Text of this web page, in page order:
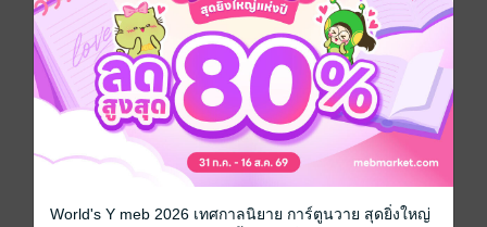
ประทานอาหารที่ถูกต้องเมื่อเป็นโรคตับ สำหรับเป็นคู่มือใน
การดูแลสุขภาพเมื่อป่วยหรือต้องการดูแลผู้ป่วยด้วยโรคตับ
อนึ่งในการจัดทำหนังสือเล่มดังกล่าวนี้ทางผู้นิพนธ์ต้องขอ
กล่าวคำขอบพระคุณแก่อาจารย์ทุกท่านที่เคยได้ให้ความรู้
คำแนะนำในการนิพนธ์ตลอดจนจัดเรียงเนื้อหาในหนังสือ
เล่มดังกล่าว
World's Y meb 2026 เทศกาลนิยาย การ์ตูนวาย สุดยิ่งใหญ่